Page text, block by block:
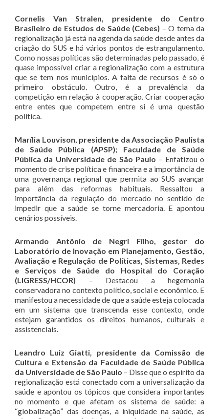
Cornelis Van Stralen, presidente do Centro
Brasileiro de Estudos de Saúde (Cebes) – O tema da
regionalização já está na agenda da saúde desde antes da
criação do SUS e há vários pontos de estrangulamento.
Como nossas políticas são determinadas pelo passado, é
quase impossível criar a regionalização com a estrutura
que se tem nos municípios. A falta de recursos é só o
primeiro obstáculo. Outro, é a prevalência da
competição em relação à cooperação. Criar cooperação
entre entes que competem entre si é uma questão
política.
Marília Louvison, presidente da Associação Paulista
de Saúde Pública (APSP); Faculdade de Saúde
Pública da Universidade de São Paulo – Enfatizou o
momento de crise política e financeira e a importância de
uma governança regional que permita ao SUS avançar
para além das reformas habituais. Ressaltou a
importância da regulação do mercado no sentido de
impedir que a saúde se torne mercadoria. E apontou
cenários possíveis.
Armando Antônio de Negri Filho, gestor do
Laboratório de Inovação em Planejamento, Gestão,
Avaliação e Regulação de Políticas, Sistemas, Redes
e Serviços de Saúde do Hospital do Coração
(LIGRESS/HCOR) – Destacou a hegemonia
conservadora no contexto político, social e econômico. E
manifestou a necessidade de que a saúde esteja colocada
em um sistema que transcenda esse contexto, onde
estejam garantidos os direitos humanos, culturais e
assistenciais.
Leandro Luiz Giatti, presidente da Comissão de
Cultura e Extensão da Faculdade de Saúde Pública
da Universidade de São Paulo – Disse que o espírito da
regionalização está conectado com a universalização da
saúde e apontou os tópicos que considera importantes
no momento e que afetam os sistema de saúde: a
“globalização” das doenças, a iniquidade na saúde, as